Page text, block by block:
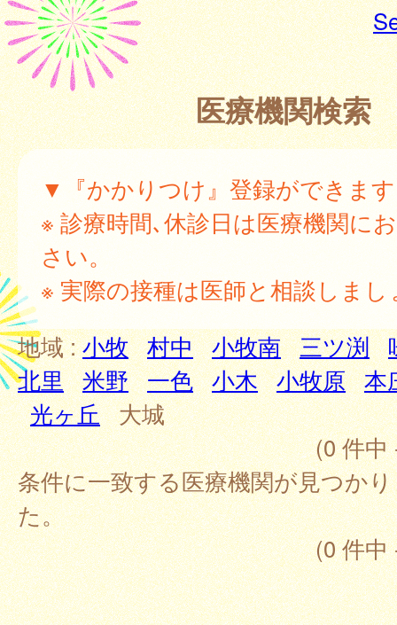
医療機関検索
▼『かかりつけ』登録ができま
※ 診療時間､休診日は医療機関に
さい。
※ 実際の接種は医師と相談しまし
地域 :小牧 村中 小牧南 三ツ渕
北里 米野 一色 小木 小牧原 本
光ヶ丘 大城
(0 件
条件に一致する医療機関が見つか
た。
(0 件